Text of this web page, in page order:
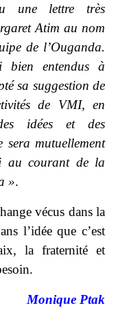
une lettre très
Atim au nom
de l’Ouganda.
bien entendus à
sa suggestion de
de VMI, en
idées et des
sera mutuellement
au courant de la
».
vécus dans la
l’idée que c’est
la fraternité et
Monique Ptak